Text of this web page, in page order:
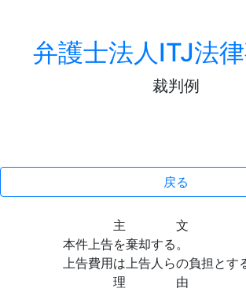
弁護士法人ITJ法
裁判例
戻る
主 文
本件上告を棄却する。
上告費用は上告人らの負担とする
理 由